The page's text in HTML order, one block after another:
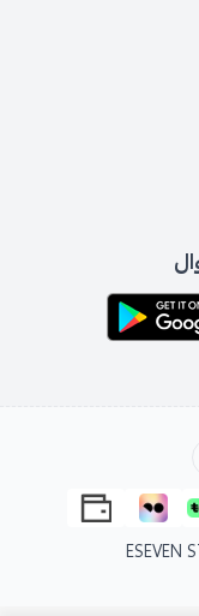
ESEVEN